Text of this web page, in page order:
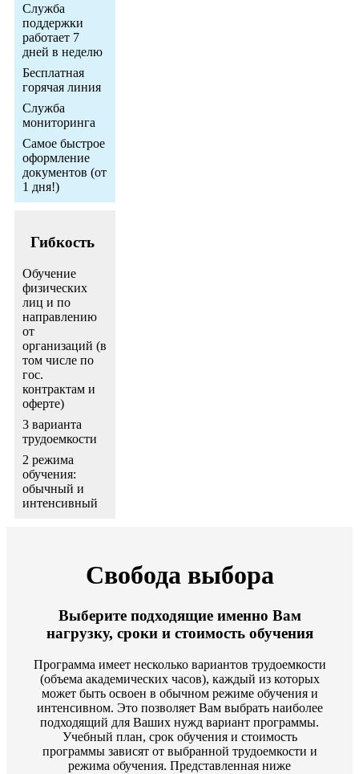
Служба
поддержки
работает 7
дней в неделю
Бесплатная
горячая линия
Служба
мониторинга
Самое быстрое
оформление
документов (от
1 дня!)
Гибкость
Обучение
физических
лиц и по
направлению
от
организаций (в
том числе по
гос.
контрактам и
оферте)
3 варианта
трудоемкости
2 режима
обучения:
обычный и
интенсивный
Свобода выбора
Выберите подходящие именно Вам
нагрузку, сроки и стоимость обучения
Программа имеет несколько вариантов трудоемкости
(объема академических часов), каждый из которых
может быть освоен в обычном режиме обучения и
интенсивном. Это позволяет Вам выбрать наиболее
подходящий для Ваших нужд вариант программы.
Учебный план, срок обучения и стоимость
программы зависят от выбранной трудоемкости и
режима обучения. Представленная ниже